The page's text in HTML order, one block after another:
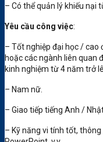
– Có thể quản lý khiếu nại
Yêu cầu công việc:
– Tốt nghiệp đại học / cao
hoặc các ngành liên quan
kinh nghiệm từ 4 năm trở
– Nam nữ.
– Giao tiếp tiếng Anh /
– Kỹ năng vi tính tốt,